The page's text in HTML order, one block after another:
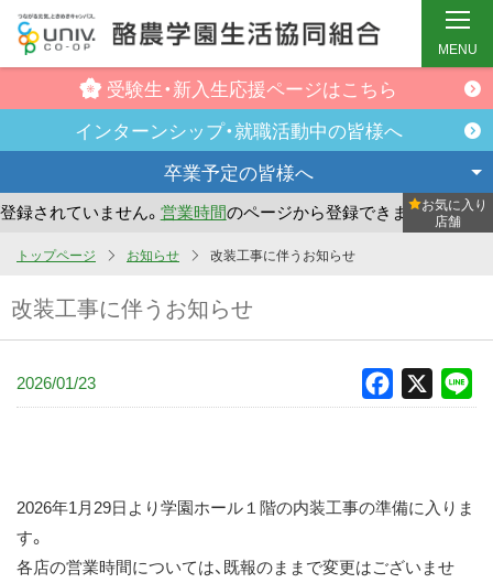
ン
コ
受験生・新入生応援ページはこちら
インターンシップ・就職活動中の皆様へ
卒業予定の皆様へ
されていません。営業時間のページから登録できます。 ま
お気に入り
店舗
MENU
トップページ お知らせ 改装工事に伴うお知らせ
改装工事に伴うお知らせ
2026/01/23 Facebook
2026年1月29日より学園ホール１階の内装工事の準備に入りま
す。
各店の営業時間については、既報のままで変更はございませ